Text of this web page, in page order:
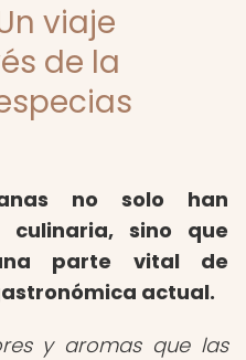
viaje
de la
no solo han
sino que
parte vital de
actual.
y aromas que las